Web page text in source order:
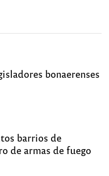
bonaerenses
barrios de
de armas de fuego